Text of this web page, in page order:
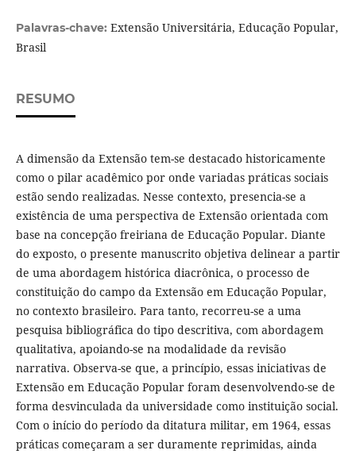
Palavras-chave: Extensão Universitária, Educação Popular,
Brasil
RESUMO
A dimensão da Extensão tem-se destacado historicamente
como o pilar acadêmico por onde variadas práticas sociais
estão sendo realizadas. Nesse contexto, presencia-se a
existência de uma perspectiva de Extensão orientada com
base na concepção freiriana de Educação Popular. Diante
do exposto, o presente manuscrito objetiva delinear a partir
de uma abordagem histórica diacrônica, o processo de
constituição do campo da Extensão em Educação Popular,
no contexto brasileiro. Para tanto, recorreu-se a uma
pesquisa bibliográfica do tipo descritiva, com abordagem
qualitativa, apoiando-se na modalidade da revisão
narrativa. Observa-se que, a princípio, essas iniciativas de
Extensão em Educação Popular foram desenvolvendo-se de
forma desvinculada da universidade como instituição social.
Com o início do período da ditatura militar, em 1964, essas
práticas começaram a ser duramente reprimidas, ainda